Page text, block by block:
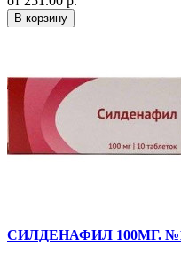
В корзину
СИЛДЕНАФИЛ 100МГ.